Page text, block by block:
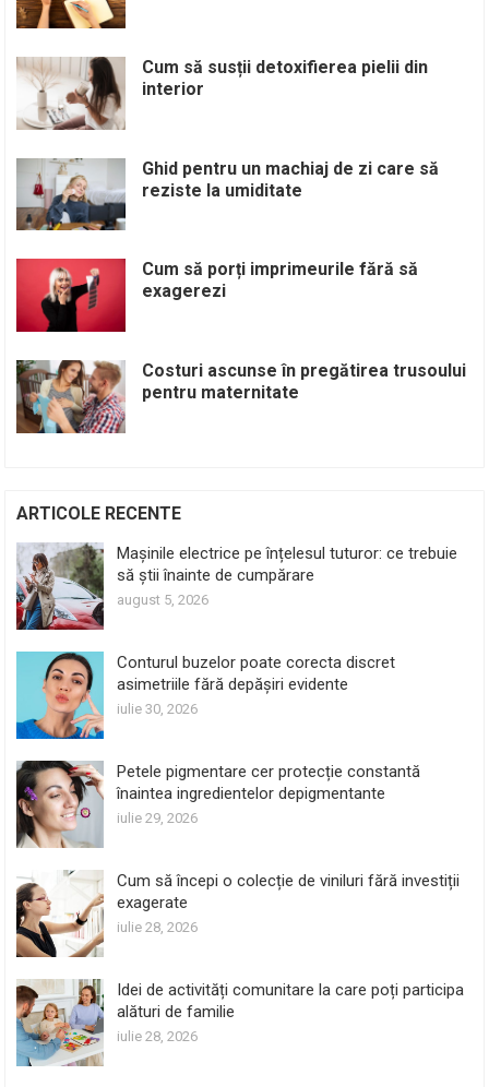
Cum să susții detoxifierea pielii din
interior
Ghid pentru un machiaj de zi care să
reziste la umiditate
Cum să porți imprimeurile fără să
exagerezi
Costuri ascunse în pregătirea trusoului
pentru maternitate
ARTICOLE RECENTE
Mașinile electrice pe înțelesul tuturor: ce trebuie
să știi înainte de cumpărare
august 5, 2026
Conturul buzelor poate corecta discret
asimetriile fără depășiri evidente
iulie 30, 2026
Petele pigmentare cer protecție constantă
înaintea ingredientelor depigmentante
iulie 29, 2026
Cum să începi o colecție de viniluri fără investiții
exagerate
iulie 28, 2026
Idei de activități comunitare la care poți participa
alături de familie
iulie 28, 2026